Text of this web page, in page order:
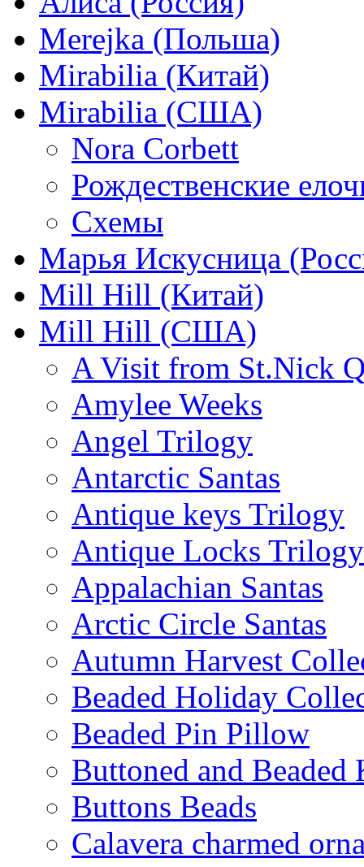
Merejka (Польша)
Mirabilia (Китай)
Mirabilia (США)
Nora Corbett
Рождественские
Схемы
Марья Искусница
Mill Hill (Китай)
Mill Hill (США)
A Visit from St.Nick
Amylee Weeks
Angel Trilogy
Antarctic Santas
Antique keys Trilogy
Antique Locks Trilogy
Appalachian Santas
Arctic Circle Santas
Autumn Harvest
Beaded Holiday
Beaded Pin Pillow
Buttoned and Beaded
Buttons Beads
Calavera charmed